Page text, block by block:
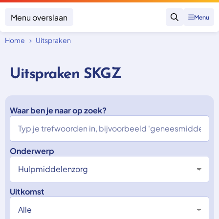
Menu overslaan
Zoeken
Menu
Onderwerpen
Zorgverzekering betalen
Vergoeding van zorg
Zorg in het buitenland
Nieuw in Nederland
Geen zorgverzekering
Uitspraken
Trainingen
Over SKGZ
Nieuws
Casussen
Vacatures
Home Uitspraken
Uitspraken SKGZ
Waar ben je naar op zoek?
Onderwerp
Uitkomst